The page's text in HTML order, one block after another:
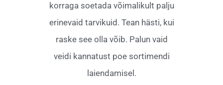
korraga soetada võimalikult palju
erinevaid tarvikuid. Tean hästi, kui
raske see olla võib. Palun vaid
veidi kannatust poe sortimendi
laiendamisel.